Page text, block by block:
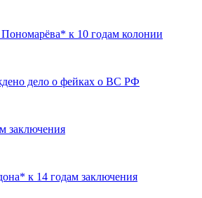
к 10 годам колонии
дело о фейках о ВС РФ
заключения
к 14 годам заключения